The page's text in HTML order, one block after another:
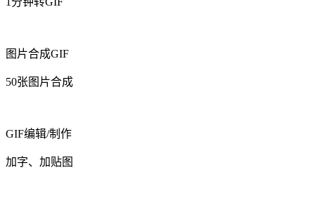
图片合成GIF
50张图片合成
GIF编辑/制作
加字、加贴图